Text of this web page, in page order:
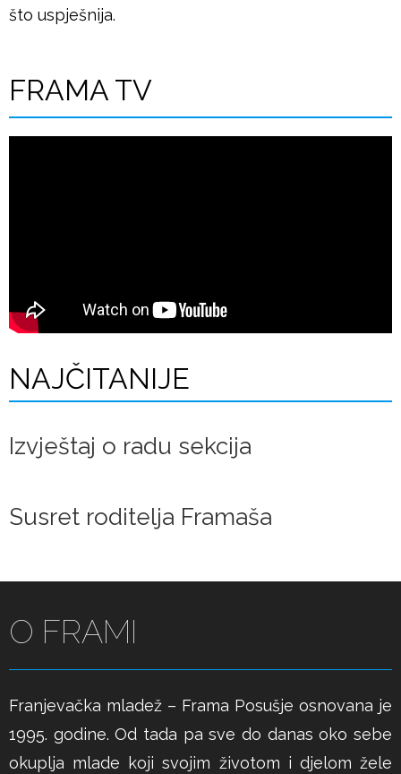
što uspješnija.
FRAMA TV
NAJČITANIJE
Izvještaj o radu sekcija
Susret roditelja Framaša
O FRAMI
Franjevačka mladež – Frama Posušje osnovana je
1995. godine. Od tada pa sve do danas oko sebe
okuplja mlade koji svojim životom i djelom žele